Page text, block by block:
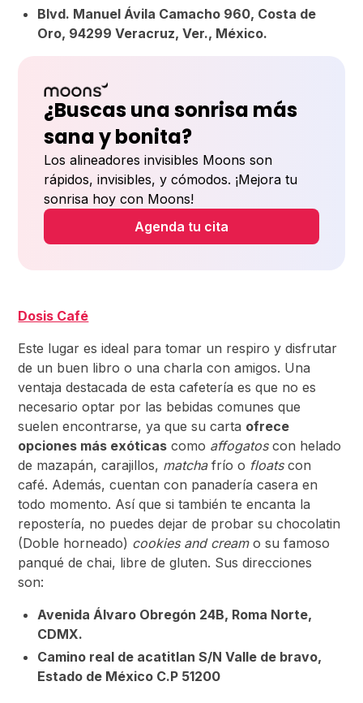
Blvd. Manuel Ávila Camacho 960, Costa de
Oro, 94299 Veracruz, Ver., México.
¿Buscas una sonrisa más
sana y bonita?
Los alineadores invisibles Moons son
rápidos, invisibles, y cómodos. ¡Mejora tu
sonrisa hoy con Moons!
Agenda tu cita
Dosis Café
Este lugar es ideal para tomar un respiro y disfrutar
de un buen libro o una charla con amigos. Una
ventaja destacada de esta cafetería es que no es
necesario optar por las bebidas comunes que
suelen encontrarse, ya que su carta ofrece
opciones más exóticas como affogatoscon helado
de mazapán, carajillos, matchafrío o floatscon
café. Además, cuentan con panadería casera en
todo momento. Así que si también te encanta la
repostería, no puedes dejar de probar su chocolatin
(Doble horneado) cookies and creamo su famoso
panqué de chai, libre de gluten. Sus direcciones
son:
Avenida Álvaro Obregón 24B, Roma Norte,
CDMX.
Camino real de acatitlan S/N Valle de bravo,
Estado de México C.P 51200